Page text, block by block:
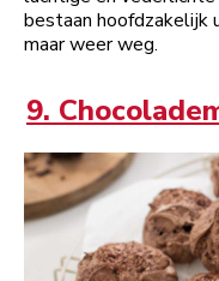
bestaan hoofdzakelijk
maar weer weg.
9.